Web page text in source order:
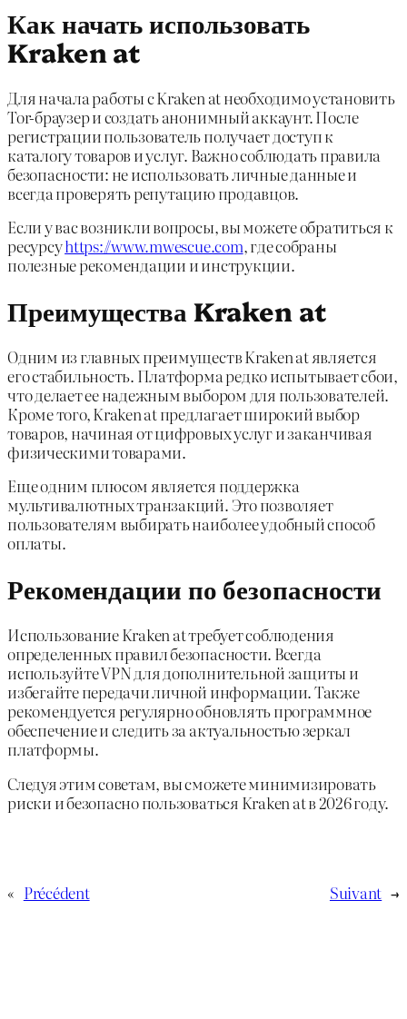
Как начать использовать
Kraken at
Для начала работы с Kraken at необходимо установить
Tor-браузер и создать анонимный аккаунт. После
регистрации пользователь получает доступ к
каталогу товаров и услуг. Важно соблюдать правила
безопасности: не использовать личные данные и
всегда проверять репутацию продавцов.
Если у вас возникли вопросы, вы можете обратиться к
ресурсуhttps://www.mwescue.com, где собраны
полезные рекомендации и инструкции.
Преимущества Kraken at
Одним из главных преимуществ Kraken at является
его стабильность. Платформа редко испытывает сбои,
что делает ее надежным выбором для пользователей.
Кроме того, Kraken at предлагает широкий выбор
товаров, начиная от цифровых услуг и заканчивая
физическими товарами.
Еще одним плюсом является поддержка
мультивалютных транзакций. Это позволяет
пользователям выбирать наиболее удобный способ
оплаты.
Рекомендации по безопасности
Использование Kraken at требует соблюдения
определенных правил безопасности. Всегда
используйте VPN для дополнительной защиты и
избегайте передачи личной информации. Также
рекомендуется регулярно обновлять программное
обеспечение и следить за актуальностью зеркал
платформы.
Следуя этим советам, вы сможете минимизировать
риски и безопасно пользоваться Kraken at в 2026 году.
« Précédent Suivant →